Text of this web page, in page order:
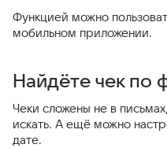
Функцией можно
мобильном приложении.
Найдёте чек по
Чеки сложены не в
искать. А ещё можно
дате.